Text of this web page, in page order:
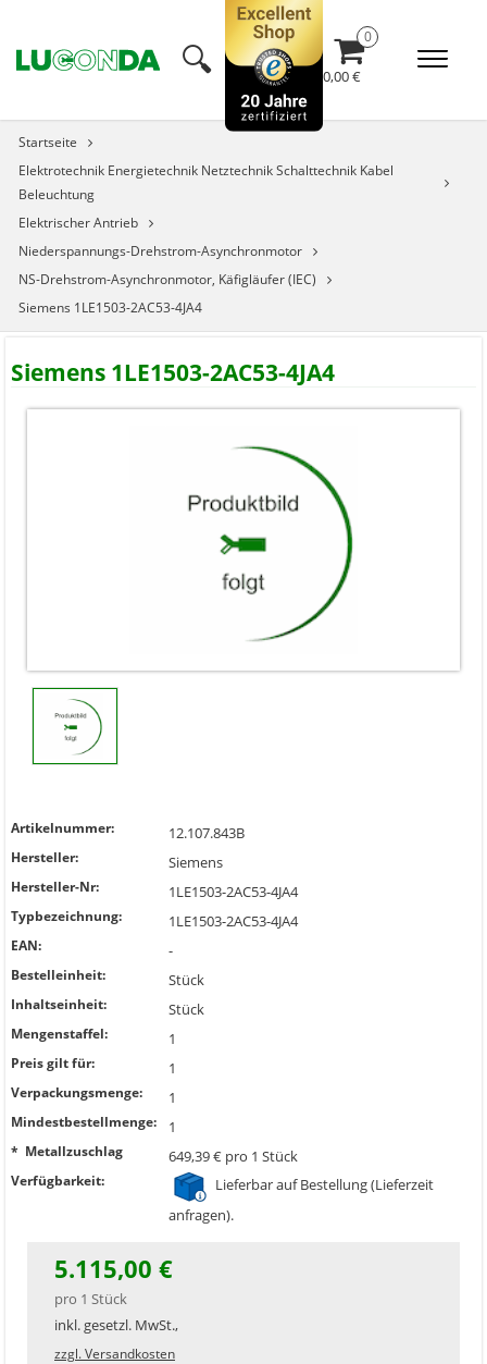
🔍︎ 0,00 €
Startseite
Elektrotechnik Energietechnik Netztechnik Schalttechnik Kabel
Beleuchtung
Elektrischer Antrieb
Niederspannungs-Drehstrom-Asynchronmotor
NS-Drehstrom-Asynchronmotor, Käfigläufer (IEC)
Siemens 1LE1503-2AC53-4JA4
Siemens 1LE1503-2AC53-4JA4
Artikelnummer: 12.107.843B
Hersteller: Siemens
Hersteller-Nr: 1LE1503-2AC53-4JA4
Typbezeichnung: 1LE1503-2AC53-4JA4
EAN: -
Bestelleinheit: Stück
Inhaltseinheit: Stück
Mengenstaffel: 1
Preis gilt für: 1
Verpackungsmenge: 1
Mindestbestellmenge: 1
* Metallzuschlag 649,39 € pro 1 Stück
Verfügbarkeit:
Lieferbar auf Bestellung (Lieferzeit
anfragen).
5.115,00 €
pro 1 Stück
inkl. gesetzl. MwSt.,
zzgl. Versandkosten